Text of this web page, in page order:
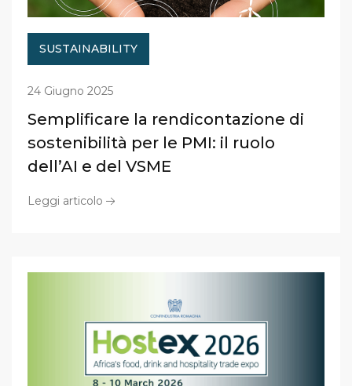
SUSTAINABILITY
24 Giugno 2025
Semplificare la rendicontazione di
sostenibilità per le PMI: il ruolo
dell’AI e del VSME
Leggi articolo